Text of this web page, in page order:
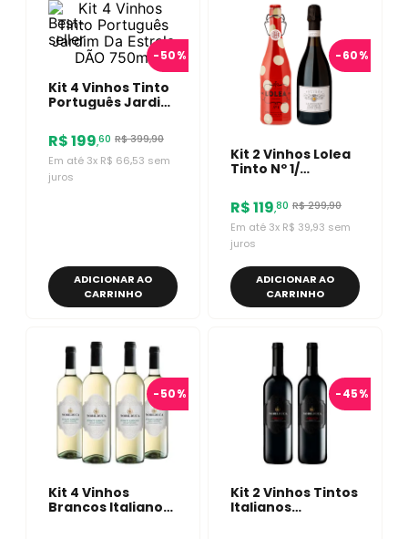
-50%
Kit 4 Vinhos Tinto
Português Jardim
750ml
R$199,60 R$399,90
Em até 3x R$ 66,53 sem
juros
ADICIONAR AO
CARRINHO
-60%
Kit 2 Vinhos Lolea
Tinto Nº 1/
Salamino Di Santa
Croce
R$119,80 R$299,90
Em até 3x R$ 39,93 sem
juros
ADICIONAR AO
CARRINHO
-50%
Kit 4 Vinhos
Brancos Italianos
-45%
Kit 2 Vinhos Tintos
Italianos